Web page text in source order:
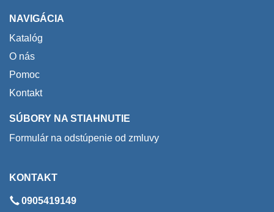
NAVIGÁCIA
Katalóg
O nás
Pomoc
Kontakt
SÚBORY NA STIAHNUTIE
Formulár na odstúpenie od zmluvy
KONTAKT
0905419149